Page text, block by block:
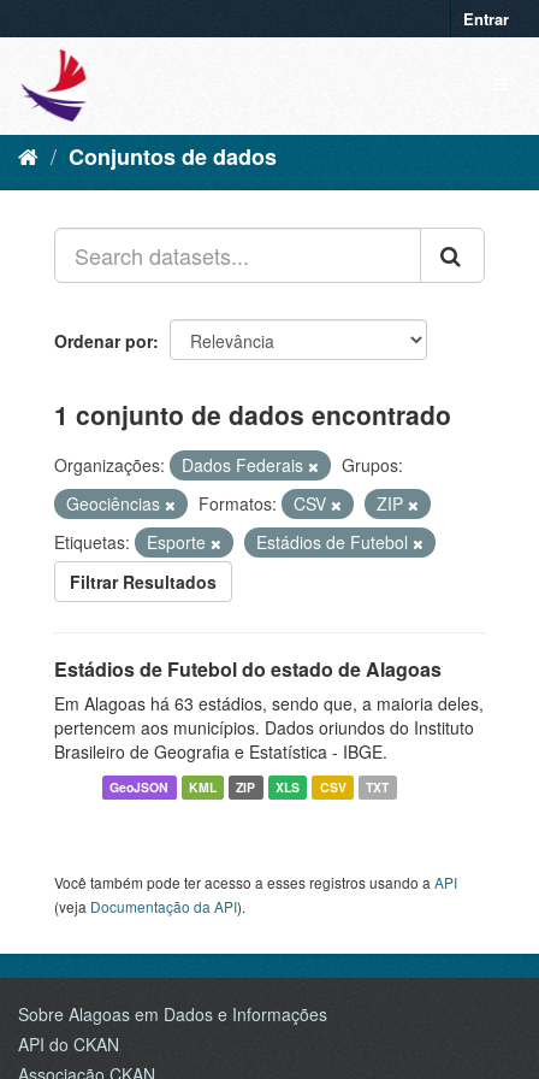
Entrar
Conjuntos de dados
Ordenar por
1 conjunto de dados encontrado
Organizações: Dados Federais
Grupos:
Geociências
Formatos: CSV
ZIP
Etiquetas:
Esporte
Estádios de Futebol
Filtrar Resultados
Estádios de Futebol do estado de Alagoas
Em Alagoas há 63 estádios, sendo que, a maioria deles,
pertencem aos municípios. Dados oriundos do Instituto
Brasileiro de Geografia e Estatística - IBGE.
GeoJSON KML ZIP XLS CSV TXT
Você também pode ter acesso a esses registros usando a API
(veja Documentação da API).
Sobre Alagoas em Dados e Informações
API do CKAN
Associação CKAN